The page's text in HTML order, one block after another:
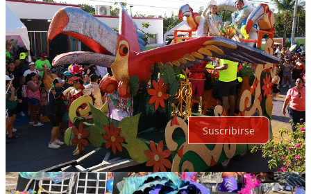
Lo mejor de Último Debates
Sin posts
Por supuesto, sigue adelante.
Suscribirse
© 2026 Expediente Quintana Roo ·Privacidad∙Términos∙Aviso
de recolección
Crea tu Substack